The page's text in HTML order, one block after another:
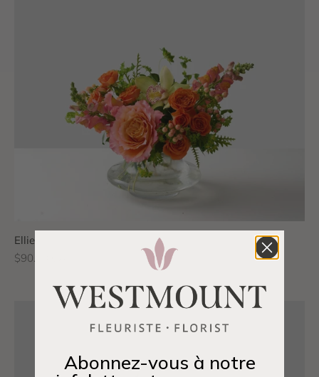
Ellie
Prix de vente
$90.00 CAD
Abonnez-vous à notre